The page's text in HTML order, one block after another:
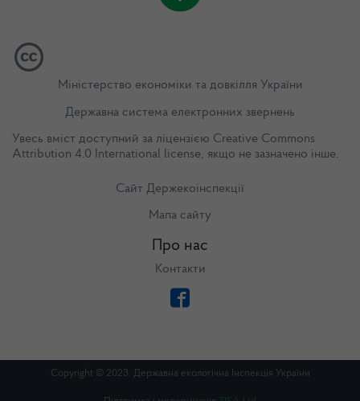
Міністерство економіки та довкілля України
Державна система електронних звернень
Увесь вміст доступний за ліцензією Creative Commons
Attribution 4.0 International license, якщо не зазначено інше.
Сайт Держекоінспекції
Мапа сайту
Про нас
Контакти
Copyright © 2023. Державна екологічна Інспекція України